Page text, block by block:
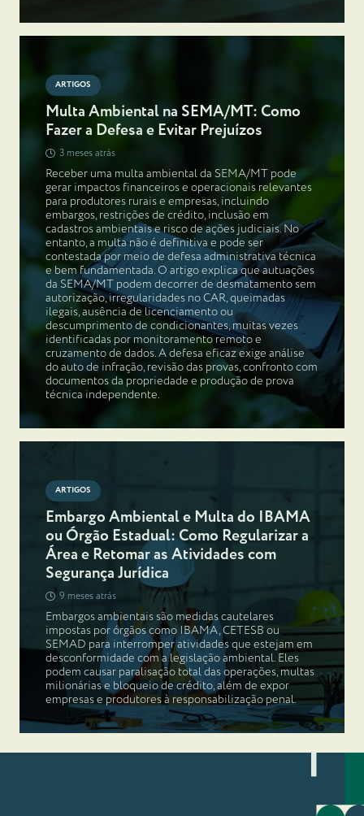
ARTIGOS
Multa Ambiental na SEMA/MT: Como
Fazer a Defesa e Evitar Prejuízos
3 meses atrás
Receber uma multa ambiental da SEMA/MT pode
gerar impactos financeiros e operacionais relevantes
para produtores rurais e empresas, incluindo
embargos, restrições de crédito, inclusão em
cadastros ambientais e risco de ações judiciais. No
entanto, a multa não é definitiva e pode ser
contestada por meio de defesa administrativa técnica
e bem fundamentada. O artigo explica que autuações
da SEMA/MT podem decorrer de desmatamento sem
autorização, irregularidades no CAR, queimadas
ilegais, ausência de licenciamento ou
descumprimento de condicionantes, muitas vezes
identificadas por monitoramento remoto e
cruzamento de dados. A defesa eficaz exige análise
do auto de infração, revisão das provas, confronto com
documentos da propriedade e produção de prova
técnica independente.
ARTIGOS
Embargo Ambiental e Multa do IBAMA
ou Órgão Estadual: Como Regularizar a
Área e Retomar as Atividades com
Segurança Jurídica
9 meses atrás
Embargos ambientais são medidas cautelares
impostas por órgãos como IBAMA, CETESB ou
SEMAD para interromper atividades que estejam em
desconformidade com a legislação ambiental. Eles
podem causar paralisação total das operações, multas
milionárias e bloqueio de crédito, além de expor
empresas e produtores à responsabilização penal.